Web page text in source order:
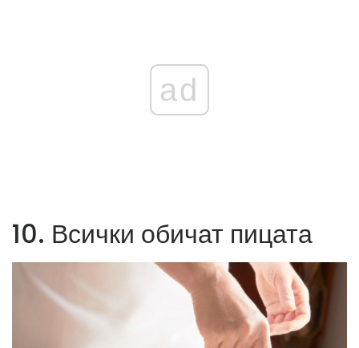
ad
10. Всички обичат пицата